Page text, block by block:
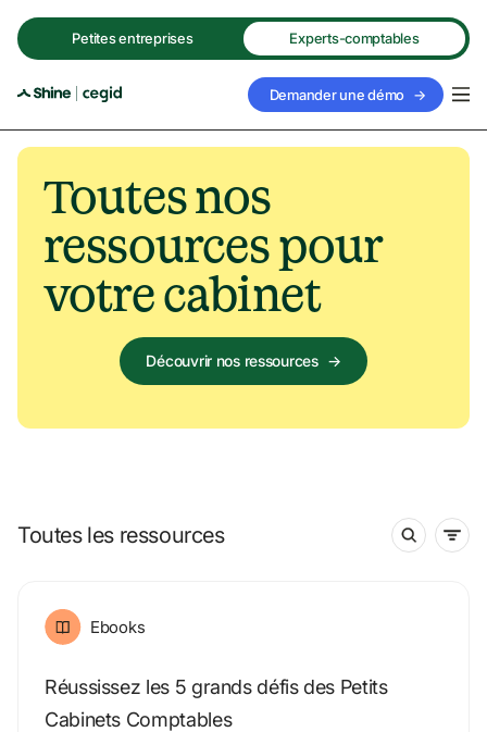
Petites entreprises Experts-comptables
Demander une démo →
Toutes nos
ressources pour
votre cabinet
Découvrir nos ressources →
Toutes les ressources
Ebooks
Réussissez les 5 grands défis des Petits
Cabinets Comptables